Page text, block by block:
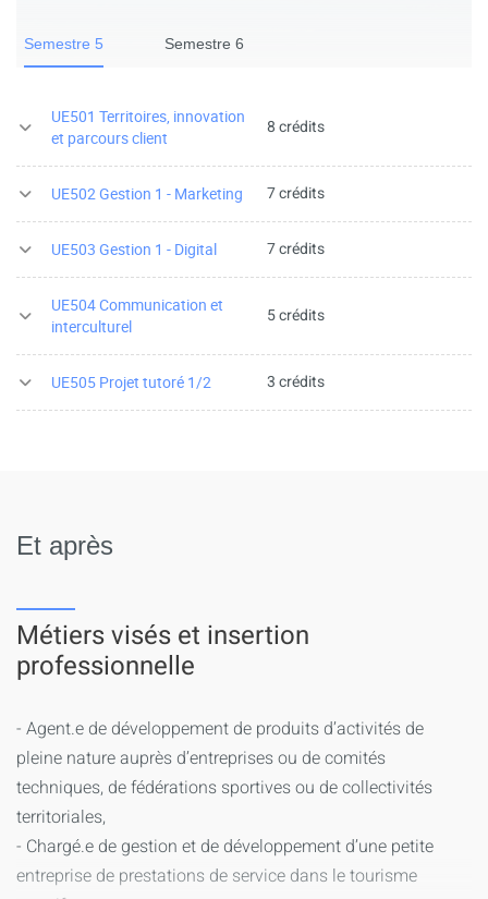
Semestre 5 Semestre 6
UE501 Territoires, innovation
et parcours client
8 crédits
UE502 Gestion 1 - Marketing 7 crédits
UE503 Gestion 1 - Digital 7 crédits
UE504 Communication et
interculturel
5 crédits
UE505 Projet tutoré 1/2 3 crédits
Et après
Métiers visés et insertion
professionnelle
- Agent.e de développement de produits d’activités de
pleine nature auprès d’entreprises ou de comités
techniques, de fédérations sportives ou de collectivités
territoriales,
- Chargé.e de gestion et de développement d’une petite
entreprise de prestations de service dans le tourisme